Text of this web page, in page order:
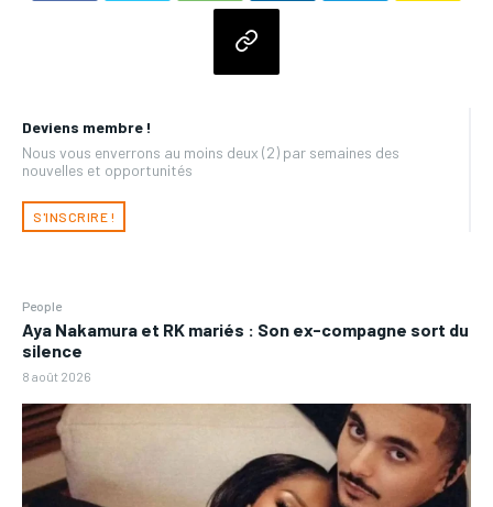
Deviens membre !
Nous vous enverrons au moins deux (2) par semaines des
nouvelles et opportunités
S'INSCRIRE !
People
Aya Nakamura et RK mariés : Son ex-compagne sort du
silence
8 août 2026